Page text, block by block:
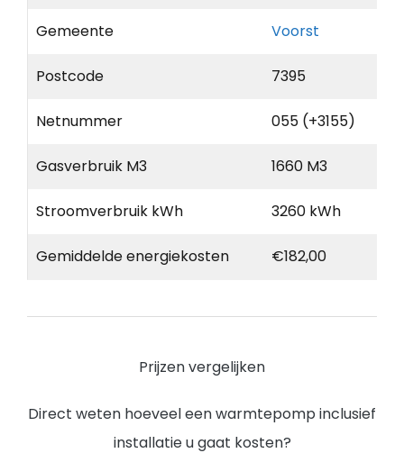
Gemeente Voorst
Postcode 7395
Netnummer 055 (+3155)
Gasverbruik M3 1660 M3
Stroomverbruik kWh 3260 kWh
Gemiddelde energiekosten €182,00
Prijzen vergelijken
Direct weten hoeveel een warmtepomp inclusief
installatie u gaat kosten?